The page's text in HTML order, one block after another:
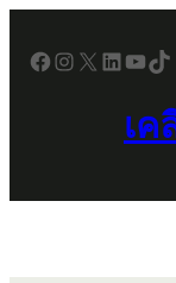
Facebook InstagramX LinkedIn YouTube TikTok
เ